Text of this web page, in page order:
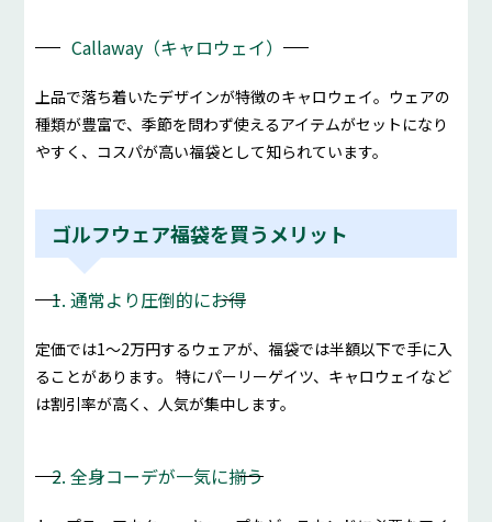
Callaway（キャロウェイ）
上品で落ち着いたデザインが特徴のキャロウェイ。ウェアの
種類が豊富で、季節を問わず使えるアイテムがセットになり
やすく、コスパが高い福袋として知られています。
ゴルフウェア福袋を買うメリット
1. 通常より圧倒的にお得
定価では1〜2万円するウェアが、福袋では半額以下で手に入
ることがあります。 特にパーリーゲイツ、キャロウェイなど
は割引率が高く、人気が集中します。
2. 全身コーデが一気に揃う